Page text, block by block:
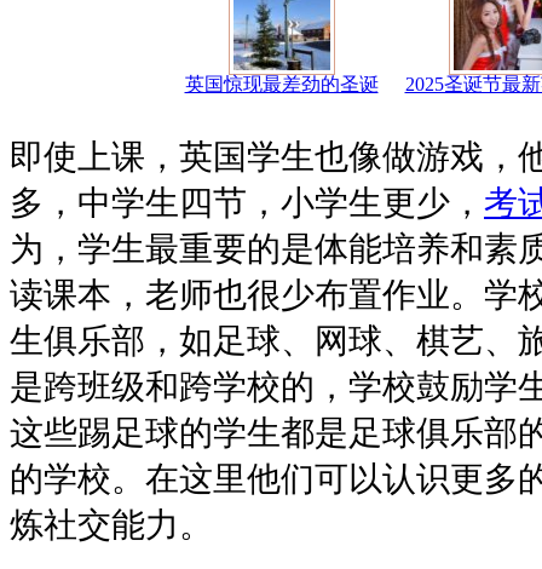
英国惊现最差劲的圣诞 2025圣诞节最
即使上课，英国学生也像做游戏，
多，中学生四节，小学生更少， 考
为，学生最重要的是体能培养和素
读课本，老师也很少布置作业。学
生俱乐部，如足球、网球、棋艺、
是跨班级和跨学校的，学校鼓励学
这些踢足球的学生都是足球俱乐部
的学校。在这里他们可以认识更多
炼社交能力。